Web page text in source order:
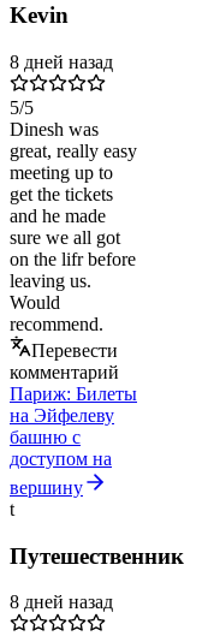
Kevin
8 дней назад
5/5
Dinesh was
great, really easy
meeting up to
get the tickets
and he made
sure we all got
on the lifr before
leaving us.
Would
recommend.
Перевести
комментарий
Париж: Билеты
на Эйфелеву
башню с
доступом на
вершину
t
Путешественник
8 дней назад